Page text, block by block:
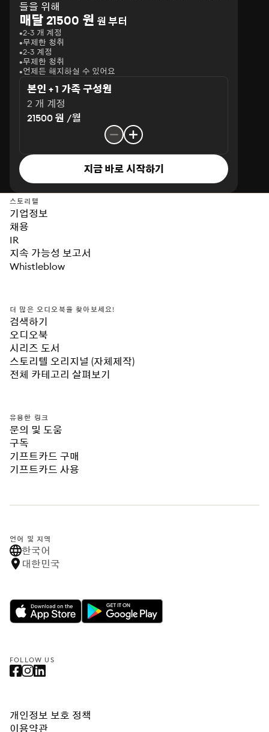
들을 위해
매달 21500 원 원 부터
2-3 개 계정
무제한 청취
2-3 계정
무제한 청취
언제든 해지하실 수 있어요
본인 + 1 가족 구성원
2 개 계정
21500 원 /월
지금 바로 시작하기
스토리텔
기업정보
채용
IR
지속 가능성 보고서
Whistleblow
더 많은 오디오북을 찾아보세요!
검색하기
오디오북
시리즈 도서
스토리텔 오리지널 (자체제작)
전체 카테고리 살펴보기
유용한 링크
문의 및 도움
구독
기프트카드 구매
기프트카드 사용
언어 및 지역
한국어
대한민국
FOLLOW US
개인정보 보호 정책
이용약관